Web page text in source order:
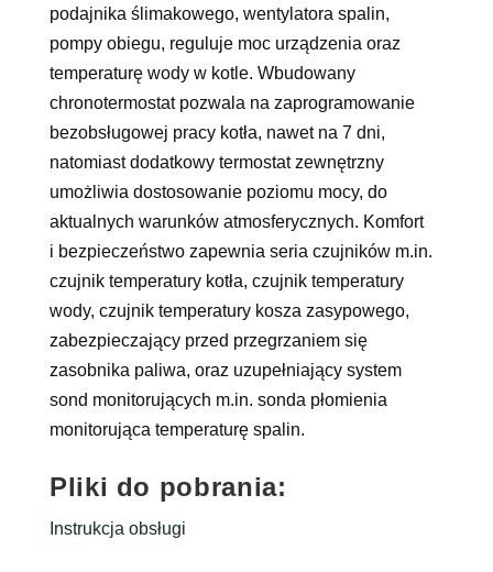
podajnika ślimakowego, wentylatora spalin,
pompy obiegu, reguluje moc urządzenia oraz
temperaturę wody w kotle. Wbudowany
chronotermostat pozwala na zaprogramowanie
bezobsługowej pracy kotła, nawet na 7 dni,
natomiast dodatkowy termostat zewnętrzny
umożliwia dostosowanie poziomu mocy, do
aktualnych warunków atmosferycznych. Komfort
i bezpieczeństwo zapewnia seria czujników m.in.
czujnik temperatury kotła, czujnik temperatury
wody, czujnik temperatury kosza zasypowego,
zabezpieczający przed przegrzaniem się
zasobnika paliwa, oraz uzupełniający system
sond monitorujących m.in. sonda płomienia
monitorująca temperaturę spalin.
Pliki do pobrania:
Instrukcja obsługi